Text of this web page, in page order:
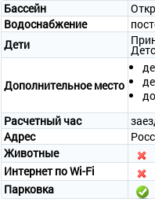
2-местный 2-уровневый номер
Количество номеров – 1.
Количество основных мест –
Дополнительное место – 1.
Балкон – да.
Мебель – одна 2-спальная
кресло.
Оборудование – телефон,
Покрытие пола – ковровое
2 санузла – душевая кабина,
Сервис:
- уборка номера – ежедневно;
Бассейн
Водоснабжение
Дети
Дополнительное место
Расчетный час
Адрес
Животные
Интернет по Wi-Fi
Парковка